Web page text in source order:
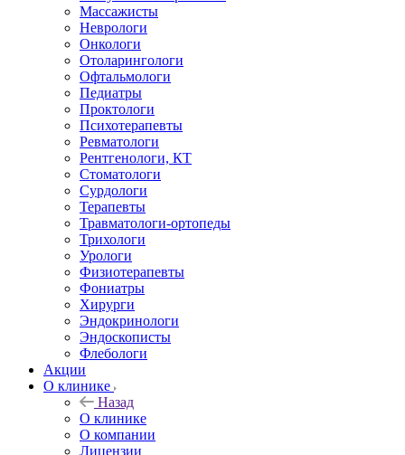
Массажисты
Неврологи
Онкологи
Отоларингологи
Офтальмологи
Педиатры
Проктологи
Психотерапевты
Ревматологи
Рентгенологи, КТ
Стоматологи
Сурдологи
Терапевты
Травматологи-ортопеды
Трихологи
Урологи
Физиотерапевты
Фониатры
Хирурги
Эндокринологи
Эндоскописты
Флебологи
Акции
О клинике
Назад
О клинике
О компании
Лицензии